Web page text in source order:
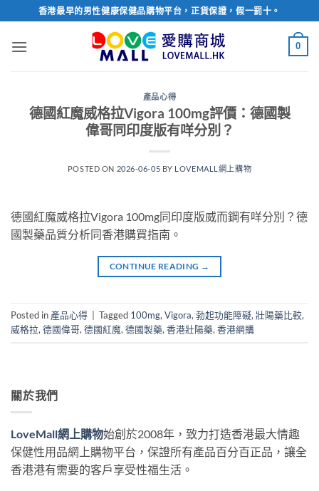
to
content
香港最早的男性健康保健品購物平台，正貨保證，假一罰十。
0
產品心得
德國紅魔威格拉Vigora 100mg評價：德國製
偉哥同印度版有咩分別？
POSTED ON 2026-06-05 BY LOVEMALL網上購物
德國紅魔威格拉Vigora 100mg同印度版威而鋼有咩分別？德
國製藥品質分析同香港購買指南。
CONTINUE READING →
Posted in 產品心得 Tagged 100mg, Vigora, 勃起功能障礙, 壯陽藥比較,
威格拉, 德國偉哥, 德國紅魔, 德國製藥, 香港壯陽藥, 香港網購
關於我們
LoveMall網上購物始創於2008年，致力打造香港最大情趣
保健性用品網上購物平台，保證所有產品百分百正品，讓全
香港港有需要的客戶享受性福生活。